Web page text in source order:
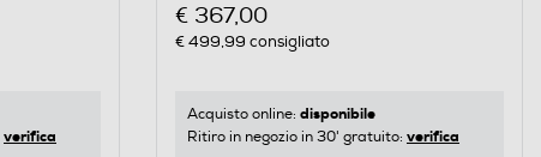
verifica
€ 367,00
€ 499,99 consigliato
Acquisto online: disponibile
Ritiro in negozio in 30' gratuito: verifica